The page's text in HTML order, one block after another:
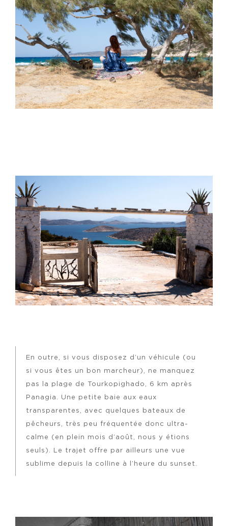
En outre, si vous disposez d’un véhicule (ou
si vous êtes un bon marcheur), ne manquez
pas la plage de Tourkopighado, 6 km après
Panagia. Une petite baie aux eaux
transparentes, avec quelques bateaux de
pêcheurs, très peu fréquentée donc ultra-
calme (en plein mois d’août, nous y étions
seuls). Le trajet offre par ailleurs une vue
sublime depuis la colline à l’heure du sunset.